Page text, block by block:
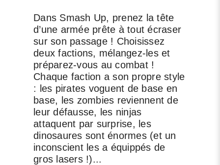
Dans Smash Up, prenez la tête
d’une armée prête à tout écraser
sur son passage ! Choisissez
deux factions, mélangez-les et
préparez-vous au combat !
Chaque faction a son propre style
: les pirates voguent de base en
base, les zombies reviennent de
leur défausse, les ninjas
attaquent par surprise, les
dinosaures sont énormes (et un
inconscient les a équippés de
gros lasers !)...